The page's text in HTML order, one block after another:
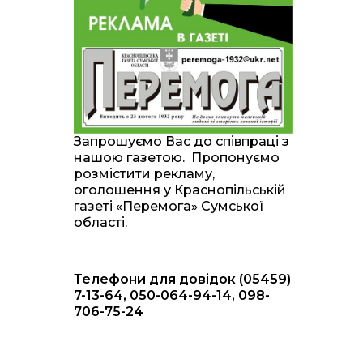
20:00
28 лип
Житлові сертифікати,
підготовка до зими та
підтримка ВПО: підсумки
засідання виконкому
Краснопільської
селищної ради
10:36
28 лип
Валентина Масалітіна:
«Нас тримає віра в
Перемогу і повернення
додому»
10:31
28 лип
Знову біль… Знову
втрата… На щиті
16:57
24 лип
Обмежено придатний,
але безмежно
вмотивований: Як
колишній лісівник став
Запрошуємо Вас до співпраці з
нашою газетою. Пропонуємо
розмістити рекламу,
оголошення у Краснопільській
газеті «Перемога» Сумської
області.
Телефони для довідок (05459)
7-13-64, 050-064-94-14, 098-
706-75-24